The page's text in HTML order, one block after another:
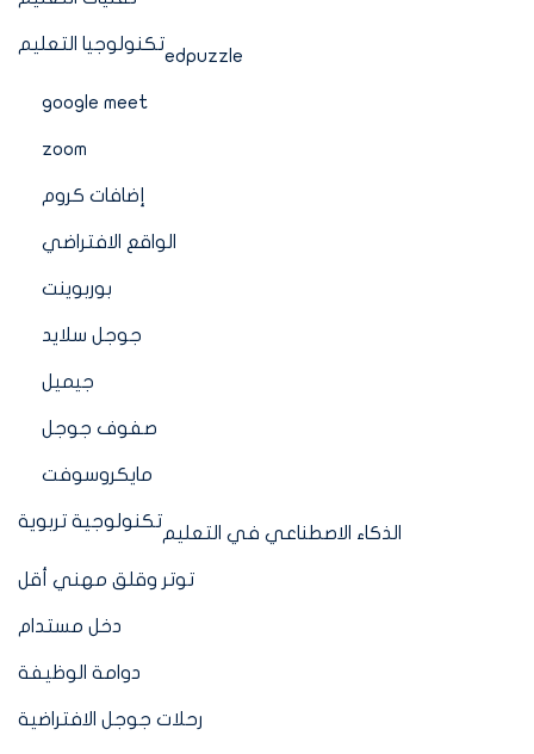
تكنولوجيا التعليم
edpuzzle
google meet
zoom
إضافات كروم
الواقع الافتراضي
بوربوينت
جوجل سلايد
جيميل
صفوف جوجل
مايكروسوفت
تكنولوجية تربوية
الذكاء الاصطناعي في التعليم
توتر وقلق مهني أقل
دخل مستدام
دوامة الوظيفة
رحلات جوجل الافتراضية